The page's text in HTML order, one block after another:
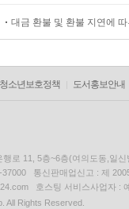
대금 환불 및 환불 지연에
청소년보호정책 도서홍보안내
행로 11, 5층~6층(여의도동,일신
37000 통신판매업신고 : 제
호스팅 서비스사업자 :
All Rights Reserved.